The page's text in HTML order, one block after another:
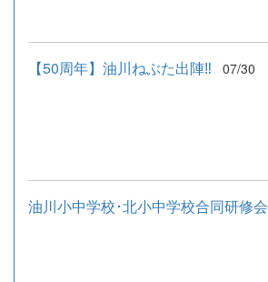
【50周年】油川ねぶた出陣‼ 07/30
油川小中学校･北小中学校合同研修会